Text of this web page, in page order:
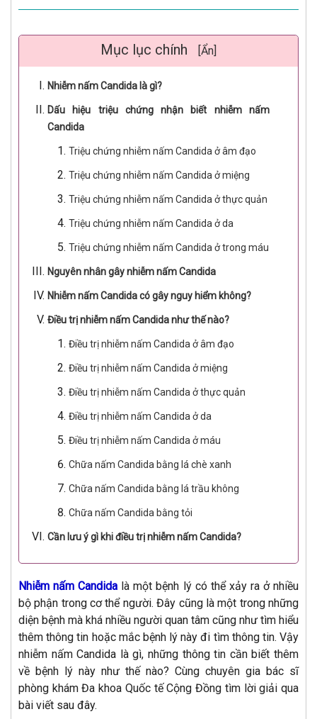
Mục lục chính [Ẩn]
Nhiễm nấm Candida là gì?
Dấu hiệu triệu chứng nhận biết nhiễm nấm
Candida
Triệu chứng nhiễm nấm Candida ở âm đạo
Triệu chứng nhiễm nấm Candida ở miệng
Triệu chứng nhiễm nấm Candida ở thực quản
Triệu chứng nhiễm nấm Candida ở da
Triệu chứng nhiễm nấm Candida ở trong máu
Nguyên nhân gây nhiễm nấm Candida
Nhiễm nấm Candida có gây nguy hiểm không?
Điều trị nhiễm nấm Candida như thế nào?
Điều trị nhiễm nấm Candida ở âm đạo
Điều trị nhiễm nấm Candida ở miệng
Điều trị nhiễm nấm Candida ở thực quản
Điều trị nhiễm nấm Candida ở da
Điều trị nhiễm nấm Candida ở máu
Chữa nấm Candida bằng lá chè xanh
Chữa nấm Candida bằng lá trầu không
Chữa nấm Candida bằng tỏi
Cần lưu ý gì khi điều trị nhiễm nấm Candida?
Nhiễm nấm Candida là một bệnh lý có thể xảy ra ở nhiều
bộ phận trong cơ thể người. Đây cũng là một trong những
diện bệnh mà khá nhiều người quan tâm cũng như tìm hiểu
thêm thông tin hoặc mắc bệnh lý này đi tìm thông tin. Vậy
nhiễm nấm Candida là gì, những thông tin cần biết thêm
về bệnh lý này như thế nào? Cùng chuyên gia bác sĩ
phòng khám Đa khoa Quốc tế Cộng Đồng tìm lời giải qua
bài viết sau đây.